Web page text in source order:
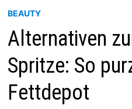
BEAUTY
Alternativen
Spritze: So
Fettdepot